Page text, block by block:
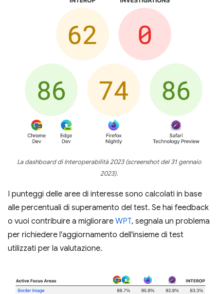
La dashboard di Interoperabilità 2023 (screenshot del 31 gennaio
2023).
I punteggi delle aree di interesse sono calcolati in base
alle percentuali di superamento del test. Se hai feedback
o vuoi contribuire a migliorare WPT, segnala un problema
per richiedere l'aggiornamento dell'insieme di test
utilizzati per la valutazione.